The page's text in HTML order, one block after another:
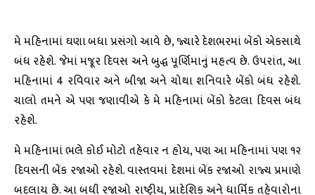
મે મહિનામાં ઘણા બધા પ્રસંગો આવે છે, જ્યારે દેશભરમાં બેંકો એકસાથે
બંધ રહેશે. જેમાં મજૂર દિવસ અને બુદ્ધ પૂર્ણિમાનું મહત્વ છે. ઉપરાંત, આ
મહિનામાં 4 રવિવાર અને બીજા અને ચોથા શનિવારે બેંકો બંધ રહેશે.
ચાલો તમને એ પણ જણાવીએ કે મે મહિનામાં બેંકો કેટલા દિવસ બંધ
રહેશે.
મે મહિનામાં ભલે કોઈ મોટો તહેવાર ન હોય, પણ આ મહિનામાં પણ ૧૨
દિવસની બેંક રજાઓ રહેશે. વાસ્તવમાં દેશમાં બેંક રજાઓ રાજ્ય પ્રમાણે
બદલાય છે. આ બધી રજાઓ રાષ્ટ્રીય, પ્રાદેશિક અને ધાર્મિક તહેવારોના